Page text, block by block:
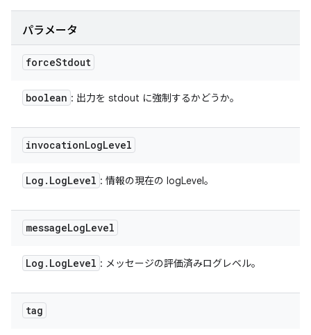
パラメータ
forceStdout
boolean : 出力を stdout に強制するかどうか。
invocationLogLevel
Log . LogLevel : 情報の現在の logLevel。
messageLogLevel
Log . LogLevel : メッセージの評価済みログレベル。
tag